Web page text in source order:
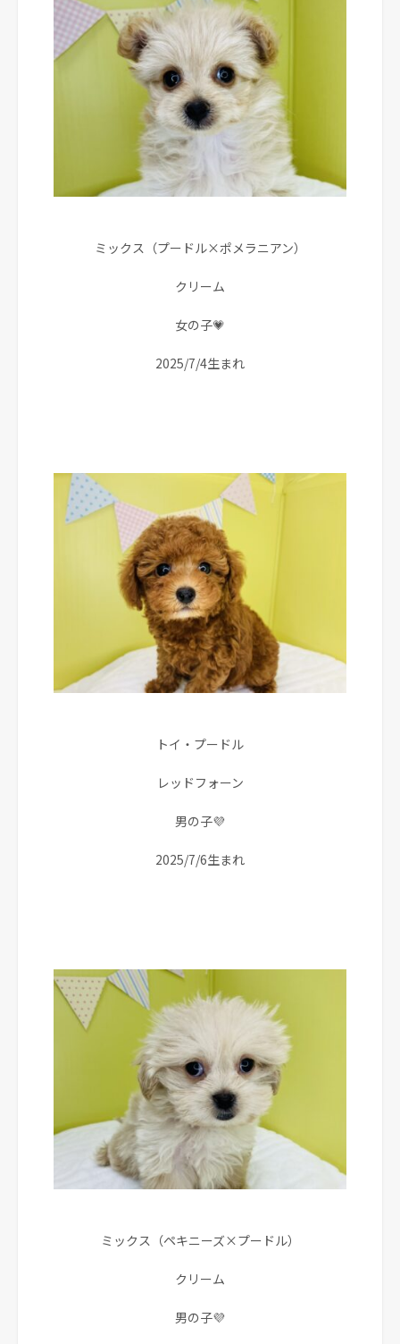
ミックス（プードル×ポメラニアン）
クリーム
女の子💗
2025/7/4生まれ
トイ・プードル
レッドフォーン
男の子💜
2025/7/6生まれ
ミックス（ペキニーズ×プードル）
クリーム
男の子💜